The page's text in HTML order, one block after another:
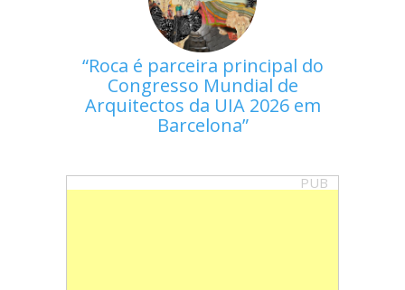
Roca é parceira principal do
Congresso Mundial de
Arquitectos da UIA 2026 em
Barcelona
PUB